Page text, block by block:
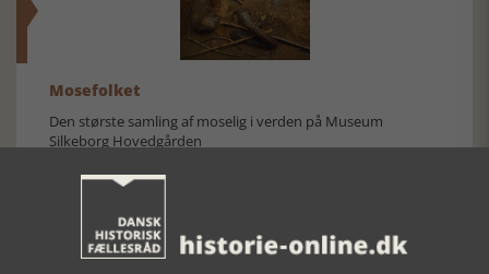
Mosefolket
Den største samling af moselig i verden på Museum
Silkeborg Hovedgården